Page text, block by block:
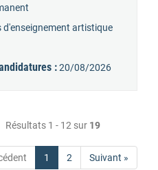
d'enseignement artistique
:20/08/2026
Résultats 1 - 12 sur 19
1 2 Suivant »